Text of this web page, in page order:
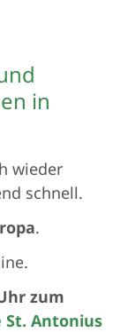
in
wieder
schnell.
.
zum
St. Antonius